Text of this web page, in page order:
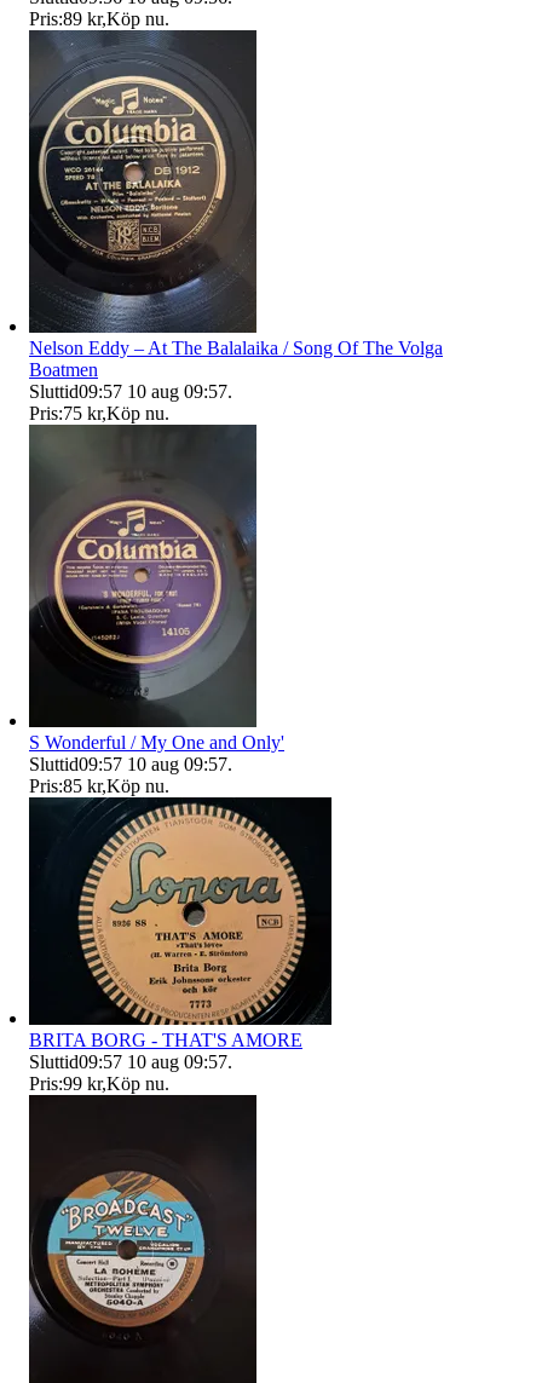
Pris:89 kr,Köp nu.
Nelson Eddy – At The Balalaika / Song Of The Volga
Boatmen
Sluttid09:57 10 aug 09:57.
Pris:75 kr,Köp nu.
S Wonderful / My One and Only'
Sluttid09:57 10 aug 09:57.
Pris:85 kr,Köp nu.
BRITA BORG - THAT'S AMORE
Sluttid09:57 10 aug 09:57.
Pris:99 kr,Köp nu.